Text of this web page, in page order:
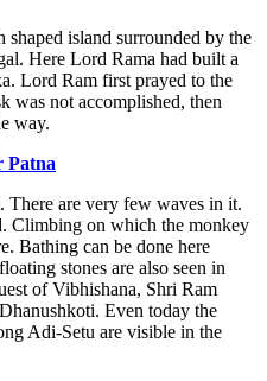
shaped island surrounded by the
Here Lord Rama had built a
Lord Ram first prayed to the
was not accomplished, then
way.
Patna
There are very few waves in it.
Climbing on which the monkey
Bathing can be done here
stones are also seen in
of Vibhishana, Shri Ram
Even today the
Adi-Setu are visible in the